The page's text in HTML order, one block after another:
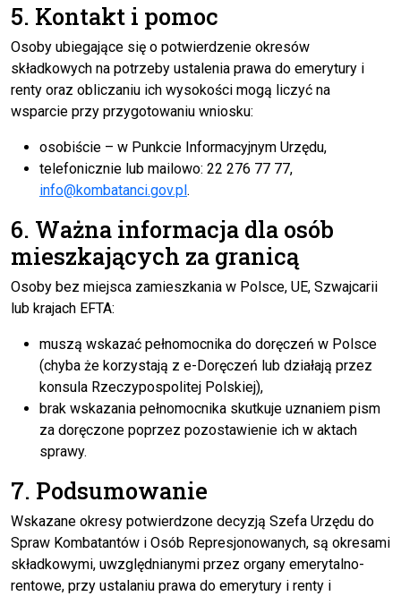
5. Kontakt i pomoc
Osoby ubiegające się o potwierdzenie okresów
składkowych na potrzeby ustalenia prawa do emerytury i
renty oraz obliczaniu ich wysokości mogą liczyć na
wsparcie przy przygotowaniu wniosku:
osobiście – w Punkcie Informacyjnym Urzędu,
telefonicznie lub mailowo: 22 276 77 77,
info@kombatanci.gov.pl .
6. Ważna informacja dla osób
mieszkających za granicą
Osoby bez miejsca zamieszkania w Polsce, UE, Szwajcarii
lub krajach EFTA:
muszą wskazać pełnomocnika do doręczeń w Polsce
(chyba że korzystają z e-Doręczeń lub działają przez
konsula Rzeczypospolitej Polskiej),
brak wskazania pełnomocnika skutkuje uznaniem pism
za doręczone poprzez pozostawienie ich w aktach
sprawy.
7. Podsumowanie
Wskazane okresy potwierdzone decyzją Szefa Urzędu do
Spraw Kombatantów i Osób Represjonowanych, są okresami
składkowymi, uwzględnianymi przez organy emerytalno-
rentowe, przy ustalaniu prawa do emerytury i renty i